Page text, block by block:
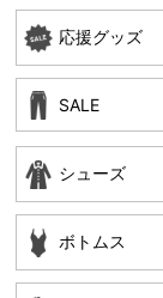
応援グッズ
SALE
シューズ
ボトムス